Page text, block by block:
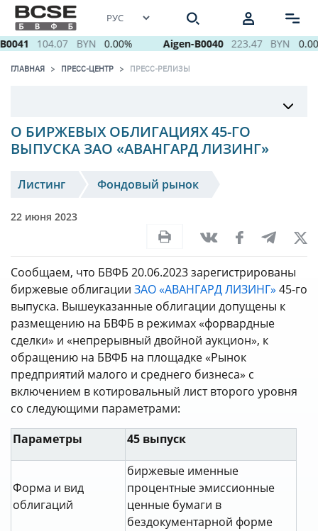
104.07 BYN 0.00% Aigen-B0040 223.47 BYN
ГЛАВНАЯ ПРЕСС-ЦЕНТР ПРЕСС-РЕЛИЗЫ
О БИРЖЕВЫХ ОБЛИГАЦИЯХ 45-ГО
ВЫПУСКА ЗАО «АВАНГАРД ЛИЗИНГ»
Листинг Фондовый рынок
22 июня 2023
Сообщаем, что БВФБ 20.06.2023 зарегистрированы
биржевые облигации ЗАО «АВАНГАРД ЛИЗИНГ» 45-го
выпуска. Вышеуказанные облигации допущены к
размещению на БВФБ в режимах «форвардные
сделки» и «непрерывный двойной аукцион», к
обращению на БВФБ на площадке «Рынок
предприятий малого и среднего бизнеса» с
включением в котировальный лист второго уровня
со следующими параметрами:
Параметры
45 выпуск
Форма и вид
облигаций
биржевые именные
процентные эмиссионные
ценные бумаги в
бездокументарной форме